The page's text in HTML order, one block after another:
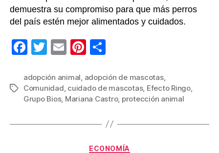
demuestra su compromiso para que más perros
del país estén mejor alimentados y cuidados.
F
c
e
o
T
tt
er
E
ail
Pi
er
e
m
p
tir
Etiquetas
adopción animal, adopción de mascotas,
Comunidad, cuidado de mascotas, Efecto Ringo,
Grupo Bios, Mariana Castro, protección animal
Categorías
ECONOMÍA